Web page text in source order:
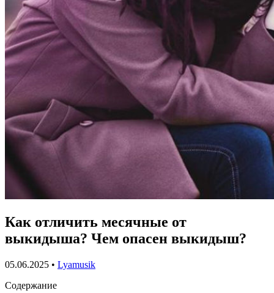
Как отличить месячные от
выкидыша? Чем опасен выкидыш?
05.06.2025 • Lyamusik
Содержание